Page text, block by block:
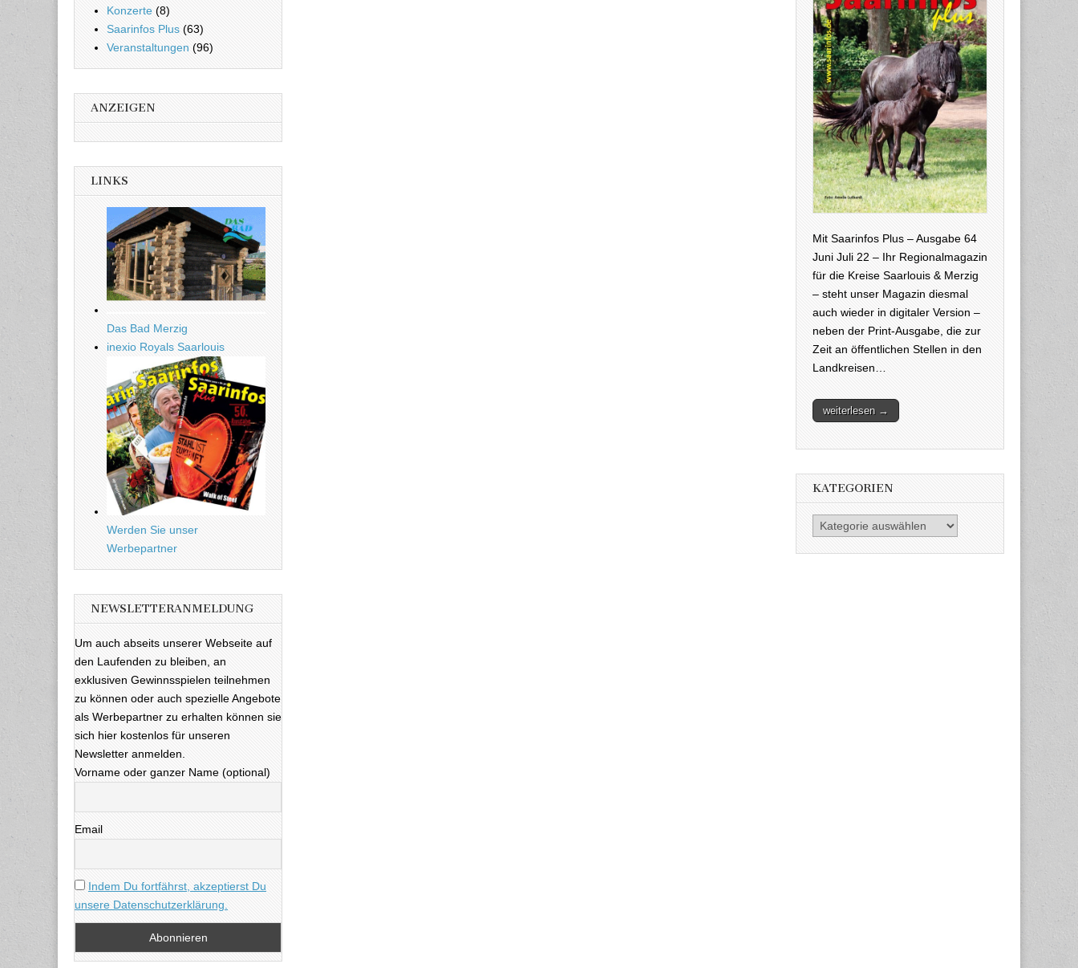
Konzerte (8)
Saarinfos Plus (63)
Veranstaltungen (96)
ANZEIGEN
LINKS
Das Bad Merzig
inexio Royals Saarlouis
Werden Sie unser
Werbepartner
NEWSLETTERANMELDUNG
Um auch abseits unserer Webseite auf
den Laufenden zu bleiben, an
exklusiven Gewinnsspielen teilnehmen
zu können oder auch spezielle Angebote
als Werbepartner zu erhalten können sie
sich hier kostenlos für unseren
Newsletter anmelden.
Vorname oder ganzer Name (optional)
Email
Indem Du fortfährst, akzeptierst Du
unsere Datenschutzerklärung.
Mit Saarinfos Plus – Ausgabe 64
Juni Juli 22 – Ihr Regionalmagazin
für die Kreise Saarlouis & Merzig
– steht unser Magazin diesmal
auch wieder in digitaler Version –
neben der Print-Ausgabe, die zur
Zeit an öffentlichen Stellen in den
Landkreisen…
weiterlesen →
KATEGORIEN
Kategorien